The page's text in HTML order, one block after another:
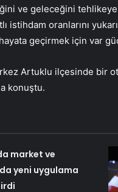
ve geleceğini
istihdam oranlarını
geçirmek için var
Artuklu ilçesinde bir
konuştu.
market ve
yeni uygulama